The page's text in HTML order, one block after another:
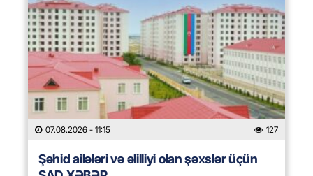
07.08.2026 - 11:15 127
Şəhid ailələri və əlilliyi olan şəxslər üçün